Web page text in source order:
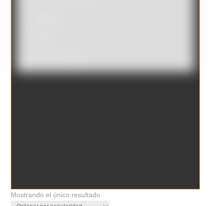
Mostrando el único resultado